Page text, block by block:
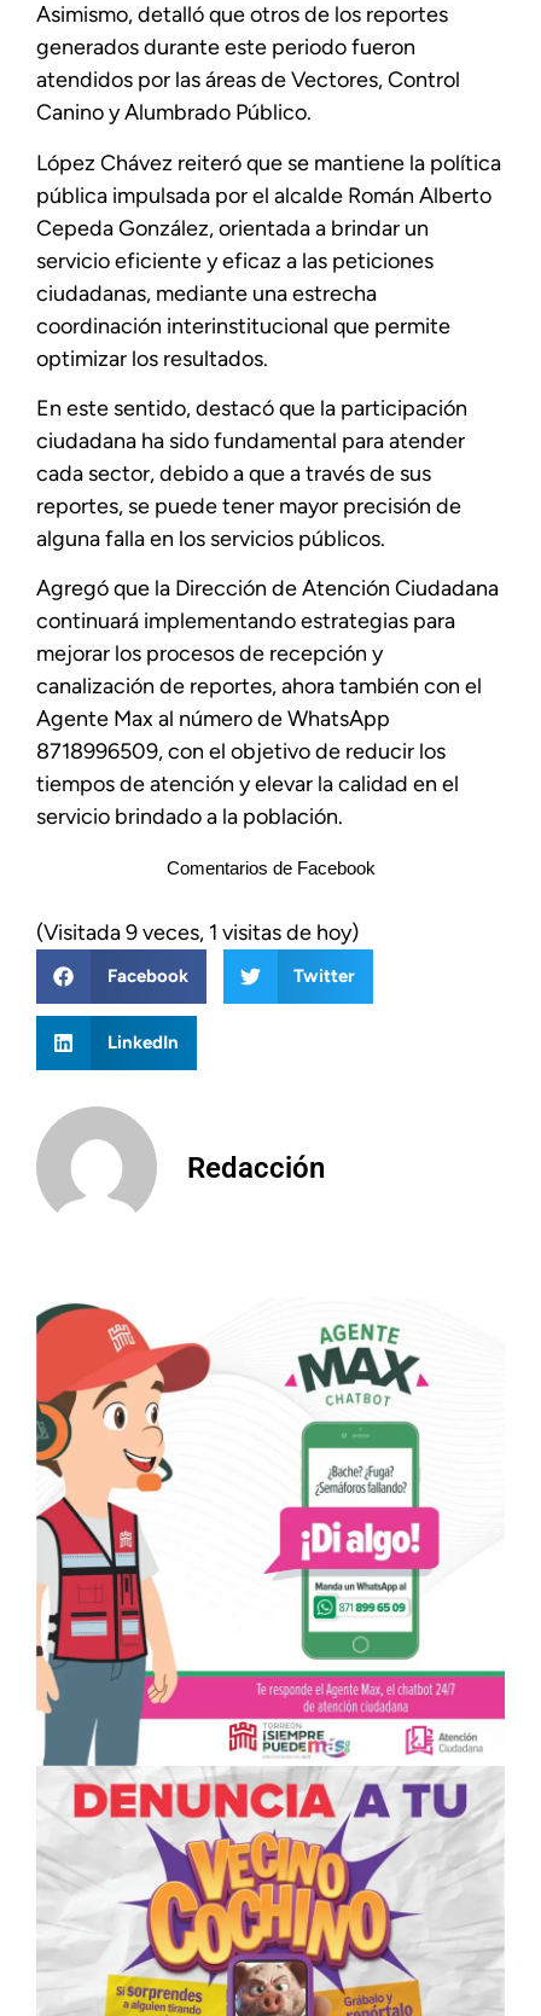
Asimismo, detalló que otros de los reportes
generados durante este periodo fueron
atendidos por las áreas de Vectores, Control
Canino y Alumbrado Público.
López Chávez reiteró que se mantiene la política
pública impulsada por el alcalde Román Alberto
Cepeda González, orientada a brindar un
servicio eficiente y eficaz a las peticiones
ciudadanas, mediante una estrecha
coordinación interinstitucional que permite
optimizar los resultados.
En este sentido, destacó que la participación
ciudadana ha sido fundamental para atender
cada sector, debido a que a través de sus
reportes, se puede tener mayor precisión de
alguna falla en los servicios públicos.
Agregó que la Dirección de Atención Ciudadana
continuará implementando estrategias para
mejorar los procesos de recepción y
canalización de reportes, ahora también con el
Agente Max al número de WhatsApp
8718996509, con el objetivo de reducir los
tiempos de atención y elevar la calidad en el
servicio brindado a la población.
Comentarios de Facebook
(Visitada 9 veces, 1 visitas de hoy)
Facebook Twitter
LinkedIn
Redacción